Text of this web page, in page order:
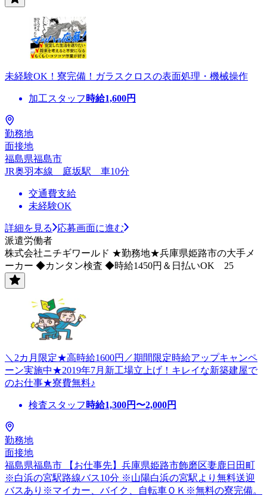
未経験OK！寮完備！ガラスクロスの表面処理・機械操作
加工スタッフ 時給1,600円
勤務地
面接地
福島県福島市
JR奥羽本線 庭坂駅 車10分
交通費支給
未経験OK
詳細を見る
応募画面に進む
派遣労働者
株式会社ニチギワールド ★勤務地★兵庫県姫路市の大手メ
ーカー ◆カンタン検査 ◆時給1450円＆日払いOK 25
＼2カ月限定★高時給1600円／期間限定時給アップキャンペ
ーン実施中★2019年7月新工場立上げ！キレイな新築建屋で
のお仕事★寮費無料♪
検査スタッフ 時給1,300円〜2,000円
勤務地
面接地
福島県福島市 【お仕事先】兵庫県姫路市飾磨区妻鹿日田町
※白浜の宮駅路線バス10分 ※山陽白浜の宮駅より無料送迎
バスあり※マイカー、バイク、自転車ＯＫ※無料の寮完備。